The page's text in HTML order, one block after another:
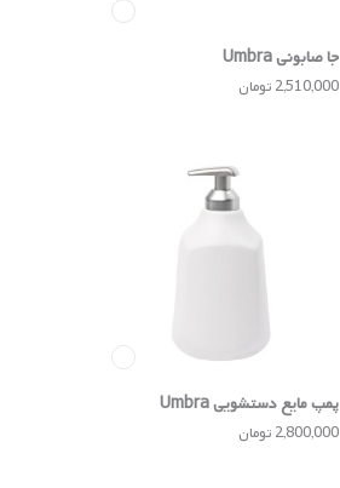
جا صابونی Umbra
2,510,000 تومان
پمپ مایع دستشویی Umbra
2,800,000 تومان